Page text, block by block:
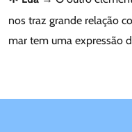
nos traz grande relação
mar tem uma expressão